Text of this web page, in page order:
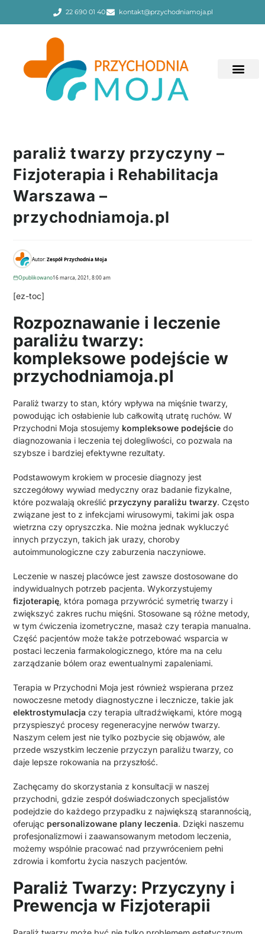
22 690 01 40 kontakt@przychodniamoja.pl
paraliż twarzy przyczyny –
Fizjoterapia i Rehabilitacja
Warszawa –
przychodniamoja.pl
Autor:Zespół Przychodnia Moja
Opublikowano16 marca, 2021, 8:00 am
[ez-toc]
Rozpoznawanie i leczenie
paraliżu twarzy:
kompleksowe podejście w
przychodniamoja.pl
Paraliż twarzy to stan, który wpływa na mięśnie twarzy,
powodując ich osłabienie lub całkowitą utratę ruchów. W
Przychodni Moja stosujemy kompleksowe podejście do
diagnozowania i leczenia tej dolegliwości, co pozwala na
szybsze i bardziej efektywne rezultaty.
Podstawowym krokiem w procesie diagnozy jest
szczegółowy wywiad medyczny oraz badanie fizykalne,
które pozwalają określić przyczyny paraliżu twarzy. Często
związane jest to z infekcjami wirusowymi, takimi jak ospa
wietrzna czy opryszczka. Nie można jednak wykluczyć
innych przyczyn, takich jak urazy, choroby
autoimmunologiczne czy zaburzenia naczyniowe.
Leczenie w naszej placówce jest zawsze dostosowane do
indywidualnych potrzeb pacjenta. Wykorzystujemy
fizjoterapię, która pomaga przywrócić symetrię twarzy i
zwiększyć zakres ruchu mięśni. Stosowane są różne metody,
w tym ćwiczenia izometryczne, masaż czy terapia manualna.
Część pacjentów może także potrzebować wsparcia w
postaci leczenia farmakologicznego, które ma na celu
zarządzanie bólem oraz ewentualnymi zapaleniami.
Terapia w Przychodni Moja jest również wspierana przez
nowoczesne metody diagnostyczne i lecznicze, takie jak
elektrostymulacja czy terapia ultradźwiękami, które mogą
przyspieszyć procesy regeneracyjne nerwów twarzy.
Naszym celem jest nie tylko pozbycie się objawów, ale
przede wszystkim leczenie przyczyn paraliżu twarzy, co
daje lepsze rokowania na przyszłość.
Zachęcamy do skorzystania z konsultacji w naszej
przychodni, gdzie zespół doświadczonych specjalistów
podejdzie do każdego przypadku z największą starannością,
oferując personalizowane plany leczenia. Dzięki naszemu
profesjonalizmowi i zaawansowanym metodom leczenia,
możemy wspólnie pracować nad przywróceniem pełni
zdrowia i komfortu życia naszych pacjentów.
Paraliż Twarzy: Przyczyny i
Prewencja w Fizjoterapii